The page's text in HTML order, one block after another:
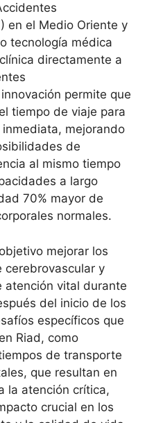
en el Medio Oriente y
tecnología médica
directamente a
permite que
tiempo de viaje para
mejorando
de
al mismo tiempo
a largo
70% mayor de
normales.
mejorar los
cerebrovascular y
atención vital durante
del inicio de los
específicos que
Riad, como
de transporte
que resultan en
la atención crítica,
crucial en los